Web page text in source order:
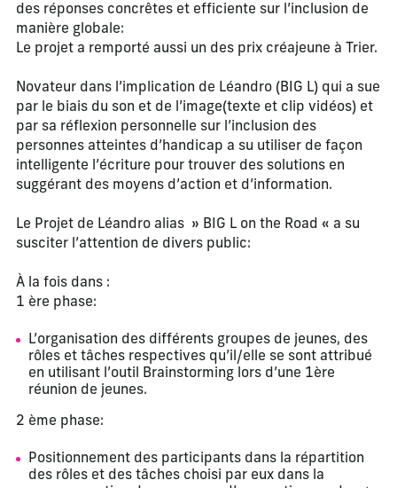
des réponses concrêtes et efficiente sur l’inclusion de
manière globale:
Le projet a remporté aussi un des prix créajeune à Trier.
Novateur dans l’implication de Léandro (BIG L) qui a sue
par le biais du son et de l’image(texte et clip vidéos) et
par sa réflexion personnelle sur l’inclusion des
personnes atteintes d’handicap a su utiliser de façon
intelligente l’écriture pour trouver des solutions en
suggérant des moyens d’action et d’information.
Le Projet de Léandro alias » BIG L on the Road « a su
susciter l’attention de divers public:
À la fois dans :
1 ère phase:
L’organisation des différents groupes de jeunes, des
rôles et tâches respectives qu’il/elle se sont attribué
en utilisant l’outil Brainstorming lors d’une 1ère
réunion de jeunes.
2 ème phase:
Positionnement des participants dans la répartition
des rôles et des tâches choisi par eux dans la